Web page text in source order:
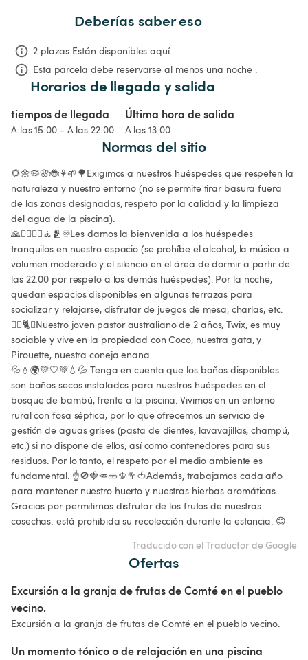
Deberías saber eso
2 plazas Están disponibles aquí.
Esta parcela debe reservarse al menos una noche .
Horarios de llegada y salida
tiempos de llegada
A las 15:00 - A las 22:00
Última hora de salida
A las 13:00
Normas del sitio
🌻🌼🦠🌸🐞⚘️🌱🌳Exigimos a nuestros huéspedes que respeten la
naturaleza y nuestro entorno (no se permite tirar basura fuera
de las zonas designadas, respeto por la calidad y la limpieza
del agua de la piscina).
🙏🧘‍♂️🧘‍♀️🧘🫂♾️Les damos la bienvenida a los huéspedes
tranquilos en nuestro espacio (se prohíbe el alcohol, la música a
volumen moderado y el silencio en el área de dormir a partir de
las 22:00 por respeto a los demás huéspedes). Por la noche,
quedan espacios disponibles en algunas terrazas para
socializar y relajarse, disfrutar de juegos de mesa, charlas, etc.
🐕‍🦺🐈🐇Nuestro joven pastor australiano de 2 años, Twix, es muy
sociable y vive en la propiedad con Coco, nuestra gata, y
Pirouette, nuestra coneja enana.
💦💧🌍💚🤍💚💧💦 Tenga en cuenta que los baños disponibles
son baños secos instalados para nuestros huéspedes en el
bosque de bambú, frente a la piscina. Vivimos en un entorno
rural con fosa séptica, por lo que ofrecemos un servicio de
gestión de aguas grises (pasta de dientes, lavavajillas, champú,
etc.) si no dispone de ellos, así como contenedores para sus
residuos. Por lo tanto, el respeto por el medio ambiente es
fundamental. ☝️🚫🍓🥕🥒🫑🥦🍅Además, trabajamos cada año
para mantener nuestro huerto y nuestras hierbas aromáticas.
Gracias por permitirnos disfrutar de los frutos de nuestras
cosechas: está prohibida su recolección durante la estancia. 😊
Traducido con el Traductor de Google
Ofertas
Excursión a la granja de frutas de Comté en el pueblo
vecino.
Excursión a la granja de frutas de Comté en el pueblo vecino.
Un momento tónico o de relajación en una piscina